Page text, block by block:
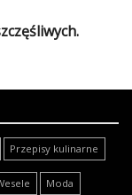
Przepisy kulinarne
Moda